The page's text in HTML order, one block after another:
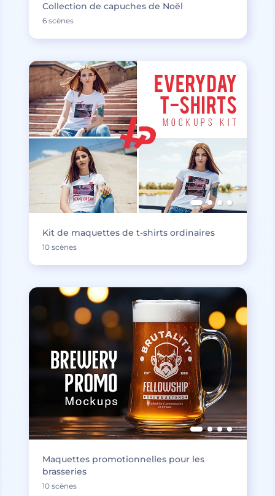
Collection de capuches de Noël
6 scènes
Kit de maquettes de t-shirts ordinaires
10 scènes
Maquettes promotionnelles pour les
brasseries
10 scènes